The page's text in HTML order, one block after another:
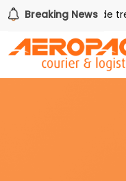
Breaking News
Gana uno de tres